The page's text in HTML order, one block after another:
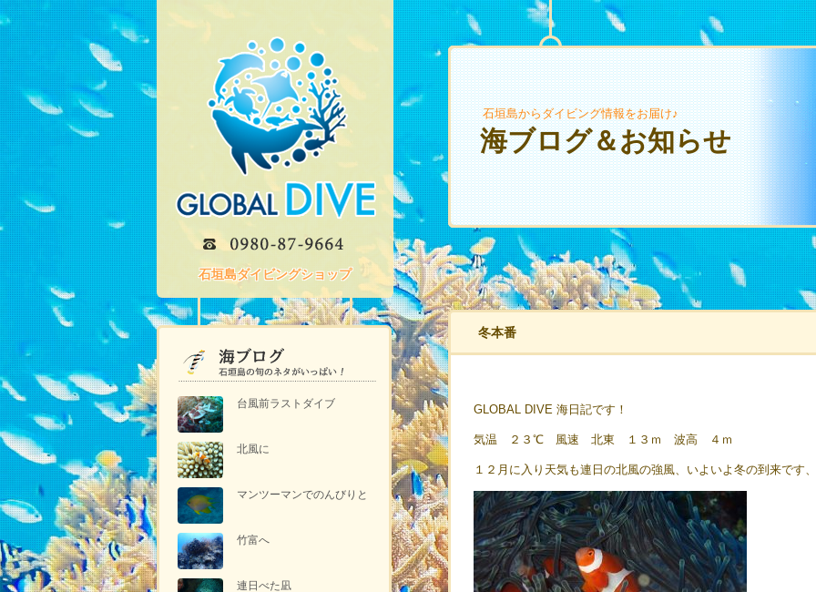
石垣島ダイビングショップ
台風前ラストダイブ
北風に
マンツーマンでのんびりと
竹富へ
連日べた凪
石垣島からダイビング情報をお届け♪
海ブログ＆お知らせ
冬本番
GLOBAL DIVE 海日記です！
気温 ２３℃ 風速 北東 １３ｍ 波高 ４ｍ
１２月に入り天気も連日の北風の強風、いよいよ冬の到来です、